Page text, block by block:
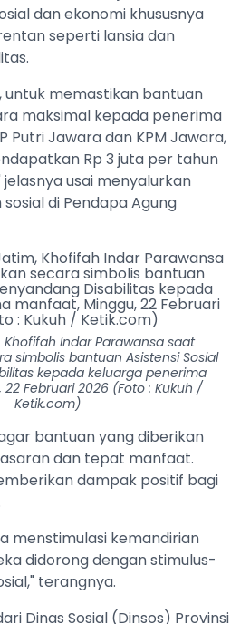
dan ekonomi khususnya
seperti lansia dan
untuk memastikan bantuan
maksimal kepada penerima
Putri Jawara dan KPM Jawara,
Rp 3 juta per tahun
usai menyalurkan
di Pendapa Agung
Indar Parawansa saat
simbolis bantuan Asistensi Sosial
kepada keluarga penerima
Februari 2026 (Foto : Kukuh /
Ketik.com)
bantuan yang diberikan
dan tepat manfaat.
dampak positif bagi
menstimulasi kemandirian
didorong dengan stimulus-
terangnya.
Dinas Sosial (Dinsos) Provinsi